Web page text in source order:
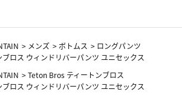
> メンズ > ボトムス > ロングパンツ
ロス ウィンドリバーパンツ ユニセックス
>Teton Bros ティートンブロス
ロス ウィンドリバーパンツ ユニセックス